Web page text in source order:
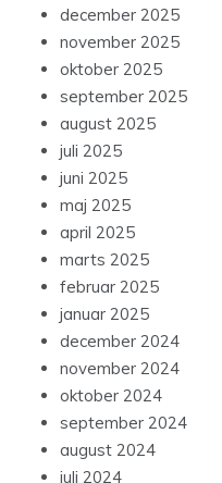
december 2025
november 2025
oktober 2025
september 2025
august 2025
juli 2025
juni 2025
maj 2025
april 2025
marts 2025
februar 2025
januar 2025
december 2024
november 2024
oktober 2024
september 2024
august 2024
juli 2024